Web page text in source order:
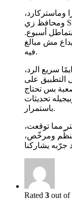
وماستركارد،
ومحافظ زي Skrill وNeteller، وكمان كريبتو وبيتكوين. السحب
أسبوع.
مش مبالغ
فيه.
سريع الرد،
التطبيق على
بس تحتاج
تحديثات
باستمرار.
مما توقعت،
منظّم ومرخّص،
Rated 3 out of